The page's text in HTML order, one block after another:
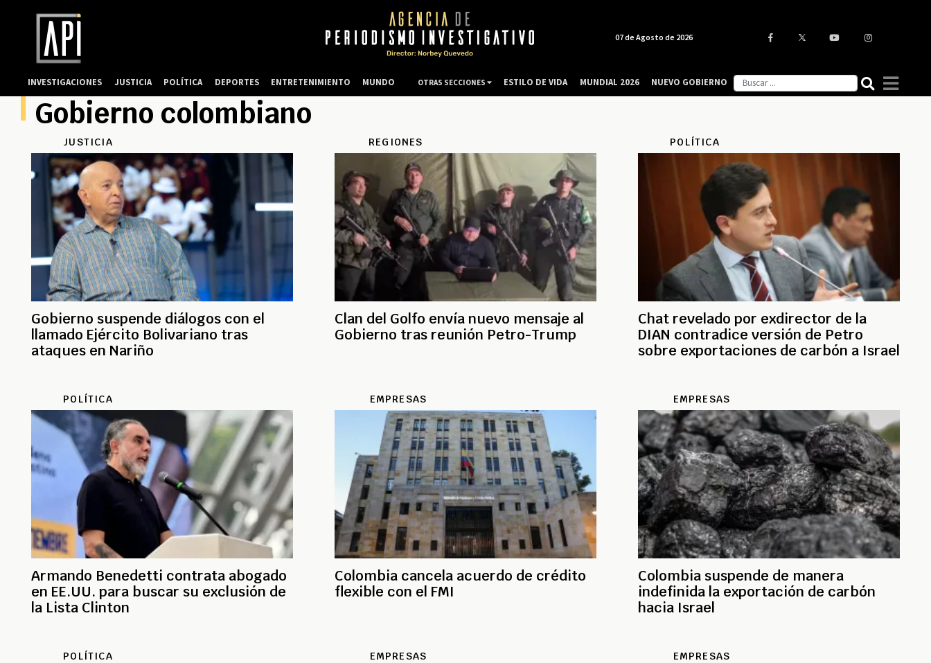
Gobierno colombiano
JUSTICIA
Gobierno suspende diálogos con el
llamado Ejército Bolivariano tras
ataques en Nariño
REGIONES
Clan del Golfo envía nuevo mensaje al
Gobierno tras reunión Petro-Trump
POLÍTICA
Chat revelado por exdirector de la
DIAN contradice versión de Petro
sobre exportaciones de carbón a Israel
POLÍTICA
Armando Benedetti contrata abogado
en EE.UU. para buscar su exclusión de
la Lista Clinton
EMPRESAS
Colombia cancela acuerdo de crédito
flexible con el FMI
EMPRESAS
Colombia suspende de manera
indefinida la exportación de carbón
hacia Israel
POLÍTICA EMPRESAS EMPRESAS
07 de Agosto de 2026
INVESTIGACIONES JUSTICIA POLÍTICA DEPORTES ENTRETENIMIENTO MUNDO OTRAS SECCIONES ESTILO DE VIDA MUNDIAL 2026 NUEVO GOBIERNO